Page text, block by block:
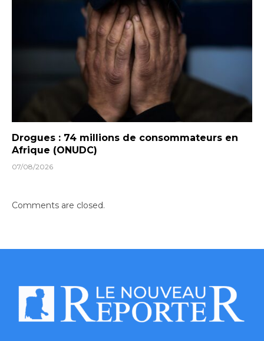
Drogues : 74 millions de consommateurs en
Afrique (ONUDC)
07/08/2026
Comments are closed.